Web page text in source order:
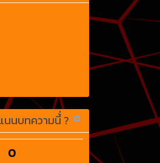
นนบทความนี้่ ?
0